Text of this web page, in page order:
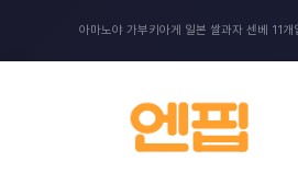
아마노야 가부키아게 일본 쌀과자 센베 11개